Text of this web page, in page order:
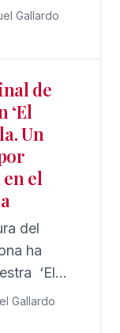
día de la
en
con
del
Entre
Morente,
el
Lora
Gallardo
de
‘El
Un
el
del
ha
‘El
Gallardo